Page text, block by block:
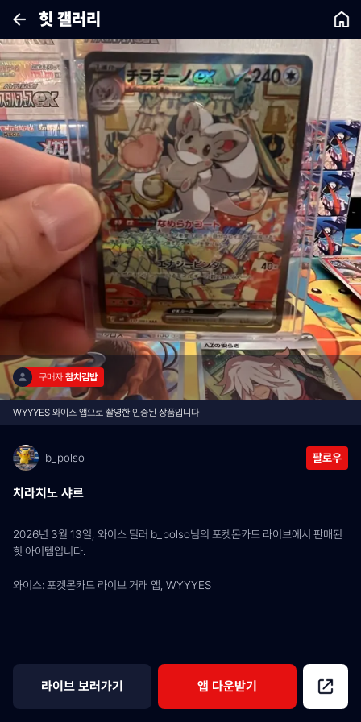
힛 갤러리
구매자 참치김밥
WYYYES 와이스 앱으로 촬영한 인증된 상품입니다
b_polso 팔로우
치라치노 샤르
2026년 3월 13일, 와이스 딜러 b_polso님의 포켓몬카드 라이브에서 판매된
힛 아이템입니다.
와이스: 포켓몬카드 라이브 거래 앱, WYYYES
라이브 보러가기 앱 다운받기